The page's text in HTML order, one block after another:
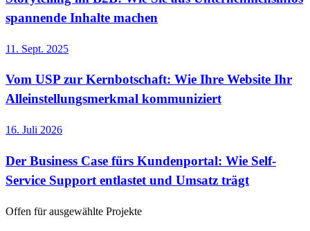
spannende Inhalte machen
11. Sept. 2025
Vom USP zur Kernbotschaft: Wie Ihre Website Ihr
Alleinstellungsmerkmal kommuniziert
16. Juli 2026
Der Business Case fürs Kundenportal: Wie Self-
Service Support entlastet und Umsatz trägt
Offen für ausgewählte Projekte